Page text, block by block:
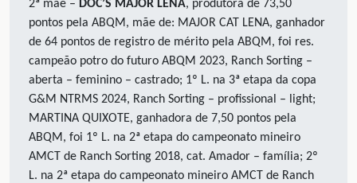
2ª mãe – DOC’S MAJOR LENA, produtora de 73,50
pontos pela ABQM, mãe de: MAJOR CAT LENA, ganhador
de 64 pontos de registro de mérito pela ABQM, foi res.
campeão potro do futuro ABQM 2023, Ranch Sorting –
aberta – feminino – castrado; 1º L. na 3ª etapa da copa
G&M NTRMS 2024, Ranch Sorting – profissional – light;
MARTINA QUIXOTE, ganhadora de 7,50 pontos pela
ABQM, foi 1º L. na 2ª etapa do campeonato mineiro
AMCT de Ranch Sorting 2018, cat. Amador – família; 2º
L. na 2ª etapa do campeonato mineiro AMCT de Ranch